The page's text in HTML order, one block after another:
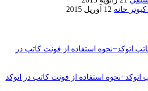
کبوتر خانه 12 آوریل 2015
اتوکد+نحوه استفاده از فونت کاتب در اتوکد